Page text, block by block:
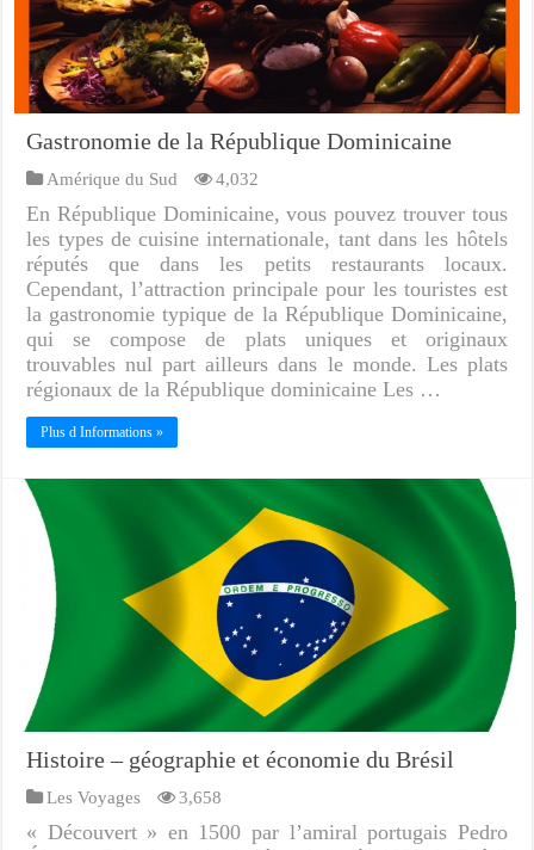
Gastronomie de la République Dominicaine
Amérique du Sud 4,032
En République Dominicaine, vous pouvez trouver tous
les types de cuisine internationale, tant dans les hôtels
réputés que dans les petits restaurants locaux.
Cependant, l’attraction principale pour les touristes est
la gastronomie typique de la République Dominicaine,
qui se compose de plats uniques et originaux
trouvables nul part ailleurs dans le monde. Les plats
régionaux de la République dominicaine Les …
Plus d Informations »
Histoire – géographie et économie du Brésil
Les Voyages 3,658
« Découvert » en 1500 par l’amiral portugais Pedro